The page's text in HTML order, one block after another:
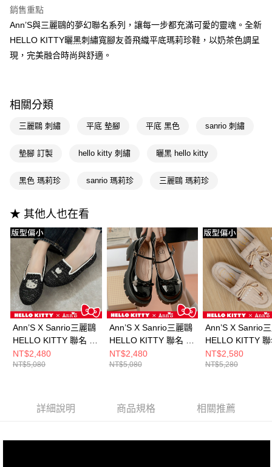
流程，驗證手機門號後，選擇欲分期的期數、繳款截止日，確認付款後即完
成交易。
4.訂單成立30分鐘內，如未前往確認交易或遇審核未通過，訂單將自動取
消。如遇「轉專審核」未通過狀況，表示未達大哥付你分期系統評分，恕無
醒簡訊。
2.透過簡訊連結打開帳單後，可選擇「超商條碼／台灣大直營門市／銀行轉
帳／街口支付／iPASS MONEY」等通路繳費。
1.本服務係由「台灣大哥大股份有限公司」（以下簡稱本公司）所提供，讓
買賣價金債權讓與本公司後，依約使用本公司帳單繳交帳款。
2.基於同意付款使用「大哥付你分期」之契約關係目的，商店將以您的個人
由本公司與您本人進行分期帳單所需資料之確認、核對及更正。
3.完整用戶服務條款，請詳閱以下連結：
【關於「AFTEE先享後付」】
AFTEE先享後付是「在收到商品之後才付款」的支付方式。 讓您購物簡單
便利好安心！
１．簡單：不需註冊會員、不需綁卡、不需儲值。
２．便利：只要手機號碼，簡訊認證，即可結帳。
１．於結帳方式選擇「AFTEE先享後付」後，將跳轉至「AFTEE先享後付」
２．訂單成立數日內，您將收到繳費通知簡訊。
ATM／網路銀行／等多元方式進行付款，方視為交易完成。
※ 請注意：結帳手續完成當下不需立刻繳費，但若您需要取消訂單，請聯絡
後付繳納相關費用。
客戶支援中心」https://netprotections.freshdesk.com/support/home
【注意事項】
１．透過由恩沛科技股份有限公司提供之「AFTEE先享後付」服務完成之交
易，需依本服務之必要範圍內提供個人資料，並將交易相關給付款項請求債
權轉讓予恩沛科技股份有限公司。
２．關於個人資料處理事宜，請瀏覽以下網址：
https://aftee.tw/terms/#terms3
３．未成年的使用者請事先徵得法定代理人或監護人之同意方可使用
「AFTEE先享後付」，若未經同意申辦者引起之損失，本公司不負相關責
４．使用「AFTEE先享後付」時，將依據個別帳號之用戶狀況，依本公司即
時審查核予不同之上限額度；若仍有額度不足之情形，本公司將視審查結果
請求用戶進行身份認證。
５．嚴禁一人註冊多個帳號或使用他人資訊註冊。若發現惡意使用之情形，
ATM付款
運送方式
每筆NT$100，滿NT$999(含以上)免運費
萊爾富付款取貨
每筆NT$100，滿NT$999(含以上)免運費
7-11付款取貨
每筆NT$100，滿NT$999(含以上)免運費
付款後7-11取貨
每筆NT$100，滿NT$999(含以上)免運費
宅配
每筆NT$100，滿NT$999(含以上)免運費
國家/地區配送(非順豐配送，勿填寫順豐智能櫃地址)
國家/地區配送(限中國大陸地區) 查看運費
銷售重點
Ann’S與三麗鷗的夢幻聯名系列，讓每一步都充滿可愛的靈魂。全新
HELLO KITTY曬黑刺繡寬腳友善飛織平底瑪莉珍鞋，以奶茶色調呈
現，完美融合時尚與舒適。
相關分類
三麗鷗 刺繡 平底 墊腳 平底 黑色 sanrio 刺繡
墊腳 訂製 hello kitty 刺繡 曬黑 hello kitty
黑色 瑪莉珍 sanrio 瑪莉珍 三麗鷗 瑪莉珍
★ 其他人也在看
Ann’S X Sanrio三麗鷗
HELLO KITTY 聯名 不
對稱蘋果刺繡 寬腳友
善飛織平底鞋-星光黑
NT$2,480
NT$5,080
Ann’S X Sanrio三麗鷗
HELLO KITTY 聯名 鞋
面烙印厚底瑪莉珍樂福
鞋5cm-黑(版型偏小)
NT$2,480
NT$5,080
Ann’S X Sanrio
HELLO KITTY
蘇蝴蝶結 真皮牛
軟穆勒鞋1.5cm-
NT$2,580
NT$5,280
詳細說明 商品規格 相關推薦